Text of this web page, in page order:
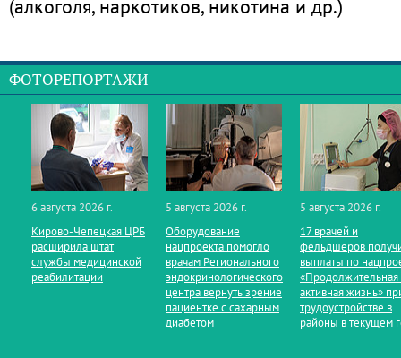
(алкоголя, наркотиков, никотина и др.)
ФОТОРЕПОРТАЖИ
6 августа 2026 г.
Кирово‑Чепецкая ЦРБ
расширила штат
службы медицинской
реабилитации
5 августа 2026 г.
Оборудование
нацпроекта помогло
врачам Регионального
эндокринологического
центра вернуть зрение
пациентке с сахарным
диабетом
5 августа 2026 г.
17 врачей и
фельдшеров
выплаты по
«Продолжительная
активная жизнь»
трудоустройстве в
районы в текущем